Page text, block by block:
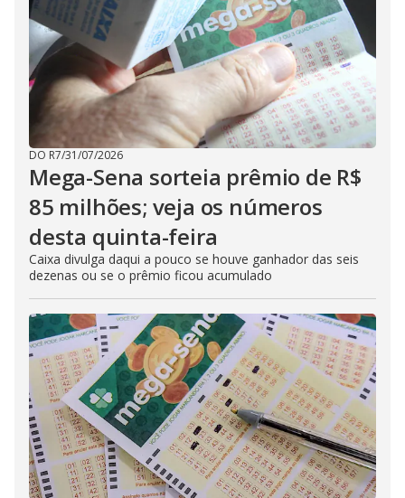
DO R7/31/07/2026
Mega-Sena sorteia prêmio de R$
85 milhões; veja os números
desta quinta-feira
Caixa divulga daqui a pouco se houve ganhador das seis
dezenas ou se o prêmio ficou acumulado